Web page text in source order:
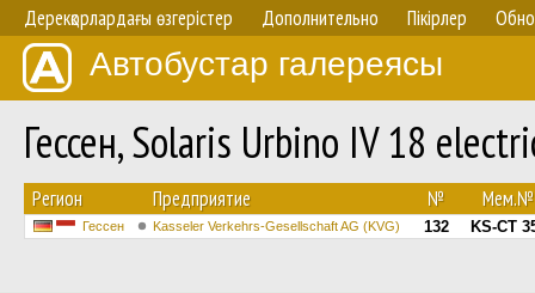
Дерекқорлардағы өзгерістер Дополнительно Пікірлер
Автобустар галереясы
Гессен, Solaris Urbino IV 18
Регион Предприятие № Мем.№
Гессен Kasseler Verkehrs-Gesellschaft AG (KVG) 132 KS-CT